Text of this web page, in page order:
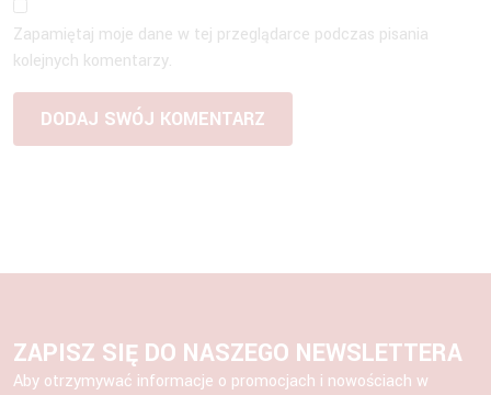
Zapamiętaj moje dane w tej przeglądarce podczas pisania
kolejnych komentarzy.
ZAPISZ SIĘ DO NASZEGO NEWSLETTERA
Aby otrzymywać informacje o promocjach i nowościach w